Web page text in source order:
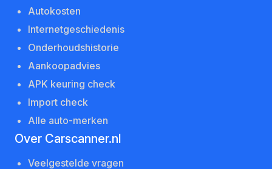
Autokosten
Internetgeschiedenis
Onderhoudshistorie
Aankoopadvies
APK keuring check
Import check
Alle auto-merken
Over Carscanner.nl
Veelgestelde vragen